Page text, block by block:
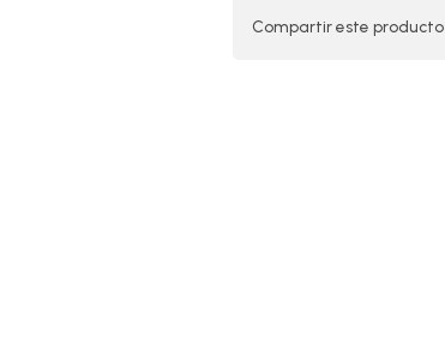
Compartir este producto